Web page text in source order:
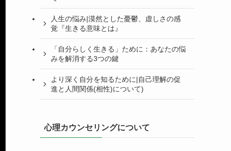
人生の悩み|漠然とした憂鬱、虚しさの感
覚『生きる意味とは』
「自分らしく生きる」ために：あなたの悩
みを解消する3つの鍵
より深く自分を知るために|自己理解の促
進と人間関係(相性)について)
心理カウンセリングについて